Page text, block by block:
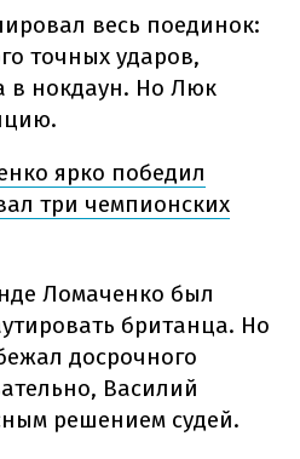
весь поединок:
точных ударов,
в нокдаун. Но Люк
ярко победил
три чемпионских
Ломаченко был
британца. Но
досрочного
Василий
решением судей.